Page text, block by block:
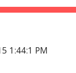
1:44:1 PM